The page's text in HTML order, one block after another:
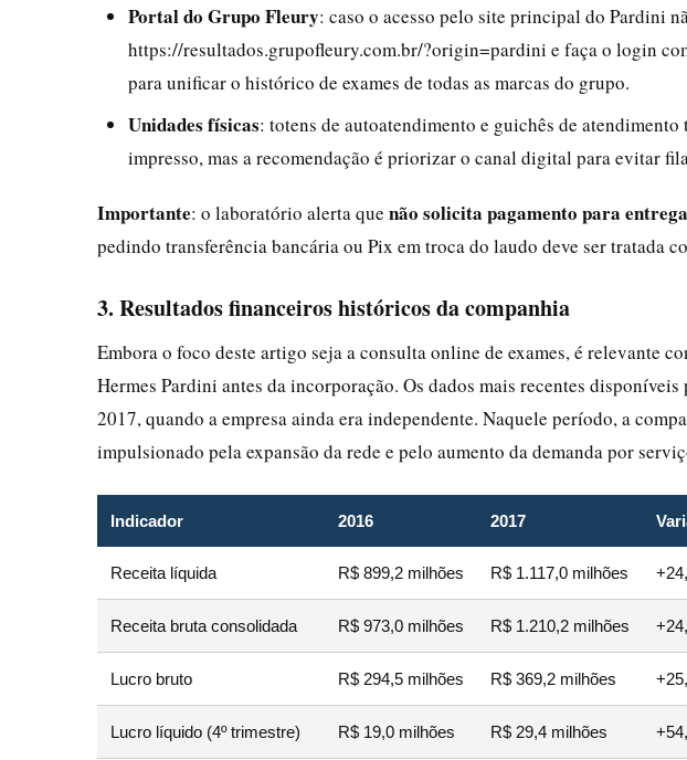
Portal do Grupo Fleury: caso o acesso pelo site principal do Pardini
https://resultados.grupofleury.com.br/?origin=pardini e faça o login
para unificar o histórico de exames de todas as marcas do grupo.
Unidades físicas: totens de autoatendimento e guichês de
impresso, mas a recomendação é priorizar o canal digital para evitar
Importante: o laboratório alerta que não solicita pagamento para
pedindo transferência bancária ou Pix em troca do laudo deve ser tratada
3. Resultados financeiros históricos da companhia
Embora o foco deste artigo seja a consulta online de exames, é relevante
Hermes Pardini antes da incorporação. Os dados mais recentes
2017, quando a empresa ainda era independente. Naquele período, a
impulsionado pela expansão da rede e pelo aumento da demanda por
Indicador 2016 2017
Receita líquida R$ 899,2 milhões R$ 1.117,0 milhões
Receita bruta consolidada R$ 973,0 milhões R$ 1.210,2 milhões
Lucro bruto R$ 294,5 milhões R$ 369,2 milhões
Lucro líquido (4º trimestre) R$ 19,0 milhões R$ 29,4 milhões